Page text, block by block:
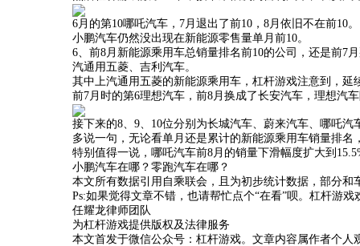
6月的第10哪吒汽车，7月退出了前10，8月依旧不在前10。
小鹏汽车仍然没出现在新能源零售量单月前10。
6、前8月新能源乘用车总销量排名前10的公司，还是前7
汽通用五菱、吉利汽车。
其中上汽通用五菱的新能源乘用车，杠杆游戏注意到，延
前7月时的第6理想汽车，前8月换成了长安汽车，理想汽
接下来的8、9、10位分别为长城汽车、蔚来汽车、哪吒
多说一句，无论看单月还是累计的新能源乘用车销量排
特别值得一说，哪吒汽车前8月的销量下滑幅度扩大到
小鹏汽车在哪？零跑汽车在哪？
本文所有数据引用自乘联会，且为初步统计数据，部分
Ps:如果觉得文章不错，也请帮忙点个“在看”呗。杠杆游
任耀龙律师团队
为杠杆游戏提供版权及法律服务
本文首发于微信公众号：杠杆游戏。文章内容属作者个